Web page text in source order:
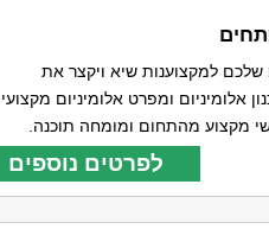
שלכם למקצוענות שיא ויקצר את
אלומיניום ומפרט אלומיניום מקצועי
מקצוע מהתחום ומומחה תוכנה.
לפרטים נוספים